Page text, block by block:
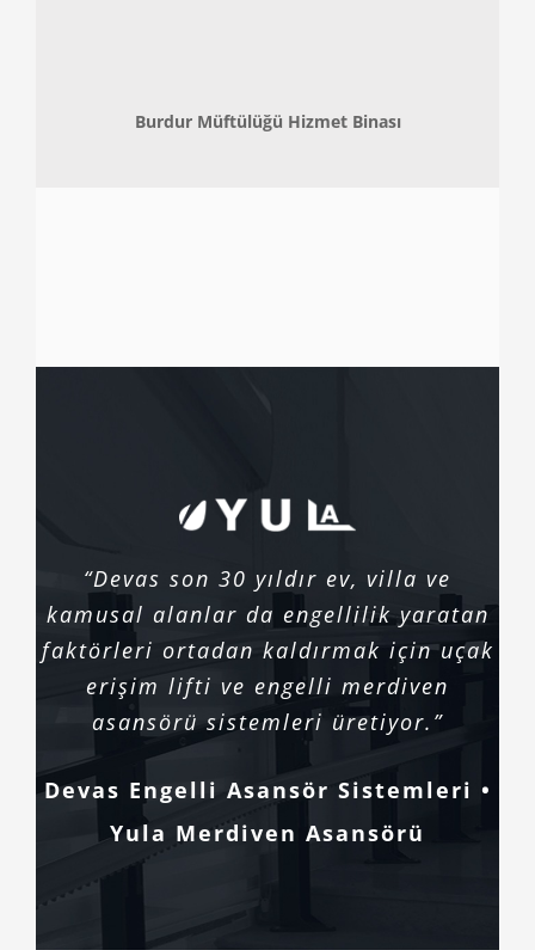
Burdur Müftülüğü Hizmet Binası
“Devas son 30 yıldır ev, villa ve
kamusal alanlar da engellilik yaratan
faktörleri ortadan kaldırmak için uçak
erişim lifti ve engelli merdiven
asansörü sistemleri üretiyor.”
Devas Engelli Asansör Sistemleri •
Yula Merdiven Asansörü